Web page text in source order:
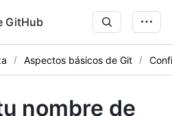
GitHub
Aspectos básicos de Git
nombre de